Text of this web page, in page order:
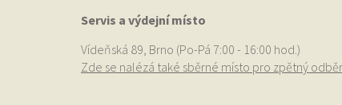
Servis a výdejní místo
Vídeňská 89, Brno (Po-Pá 7:00 - 16:00 hod.)
Zde se nalézá také sběrné místo pro zpětný